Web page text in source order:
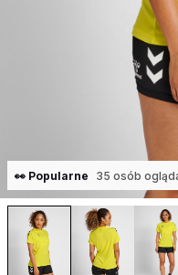
👀 Popularne 35 osób